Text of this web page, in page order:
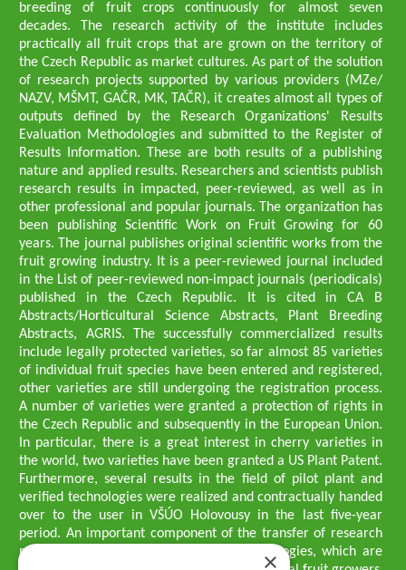
breeding of fruit crops continuously for almost seven
decades. The research activity of the institute includes
practically all fruit crops that are grown on the territory of
the Czech Republic as market cultures. As part of the solution
of research projects supported by various providers (MZe/
NAZV, MŠMT, GAČR, MK, TAČR), it creates almost all types of
outputs defined by the Research Organizations' Results
Evaluation Methodologies and submitted to the Register of
Results Information. These are both results of a publishing
nature and applied results. Researchers and scientists publish
research results in impacted, peer-reviewed, as well as in
other professional and popular journals. The organization has
been publishing Scientific Work on Fruit Growing for 60
years. The journal publishes original scientific works from the
fruit growing industry. It is a peer-reviewed journal included
in the List of peer-reviewed non-impact journals (periodicals)
published in the Czech Republic. It is cited in CA B
Abstracts/Horticultural Science Abstracts, Plant Breeding
Abstracts, AGRIS. The successfully commercialized results
include legally protected varieties, so far almost 85 varieties
of individual fruit species have been entered and registered,
other varieties are still undergoing the registration process.
A number of varieties were granted a protection of rights in
the Czech Republic and subsequently in the European Union.
In particular, there is a great interest in cherry varieties in
the world, two varieties have been granted a US Plant Patent.
Furthermore, several results in the field of pilot plant and
verified technologies were realized and contractually handed
over to the user in VŠÚO Holovousy in the last five-year
period. An important component of the transfer of research
results into practice are growing methodologies, which are
×